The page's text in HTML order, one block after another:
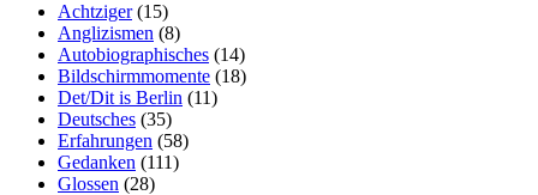
Achtziger(15)
Anglizismen (8)
Autobiographisches (14)
Bildschirmmomente (18)
Det/Dit is Berlin (11)
Deutsches (35)
Erfahrungen (58)
Gedanken (111)
Glossen (28)